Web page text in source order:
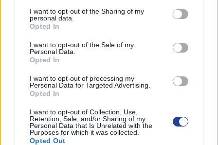
I want to opt-out of the Sharing of my
personal data.
Opted In
I want to opt-out of the Sale of my
Personal Data.
Opted In
I want to opt-out of processing my
Personal Data for Targeted Advertising.
Opted In
I want to opt-out of Collection, Use,
Retention, Sale, and/or Sharing of my
Personal Data that Is Unrelated with the
Purposes for which it was collected.
Opted Out
8 Ιουνίου 2026
ΕΚΠΤΩΣΗ ΑΠΟ ΚΟΙΝΟΤΙΚΟ ΣΥΜΒΟΥΛΙΟ
ΜΑΡΩΝΙΟΥ
3 Ιουνίου 2026
ΟΙ ΕΚΔΗΛΩΣΕΙΣ ΜΑΣ